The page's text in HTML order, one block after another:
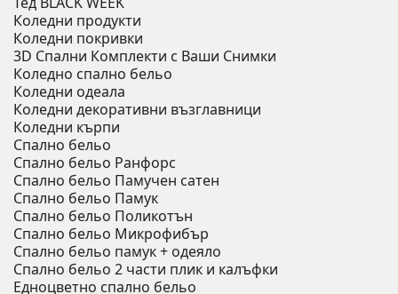
Коледни продукти
Коледни покривки
3D Спални Комплекти с Ваши Снимки
Коледно спално бельо
Коледни одеала
Коледни декоративни възглавници
Коледни кърпи
Спално бельо
Спално бельо Ранфорс
Спално бельо Памучен сатен
Спално бельо Памук
Спално бельо Поликотън
Спално бельо Микрофибър
Спално бельо памук + одеяло
Спално бельо 2 части плик и калъфки
Eдноцветно спално бельо